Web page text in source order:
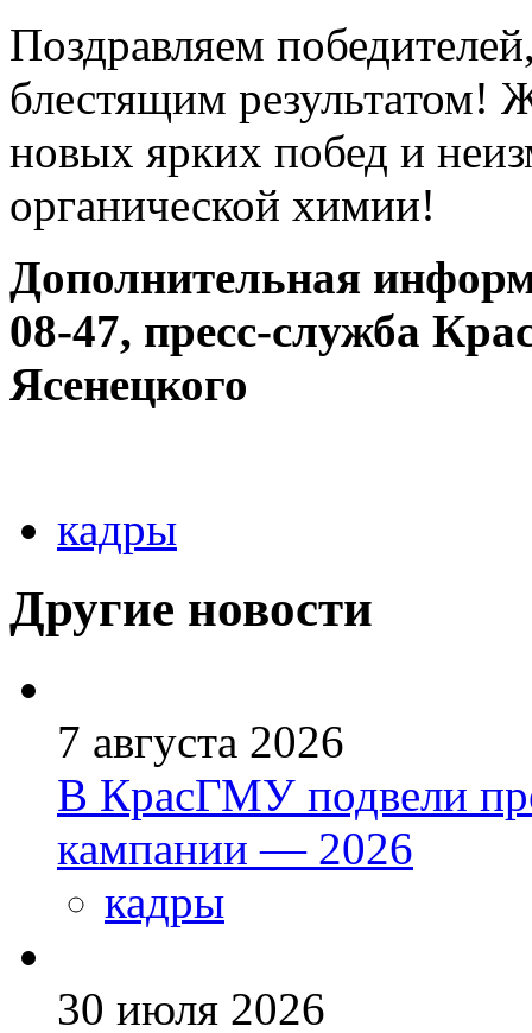
Поздравляем
блестящим
новых ярких побед и
органической химии!
Дополнительная
08-47, пресс-служба
Ясенецкого
кадры
Другие новости
7 августа 2026
В КрасГМУ подвели
кампании — 2026
кадры
30 июля 2026